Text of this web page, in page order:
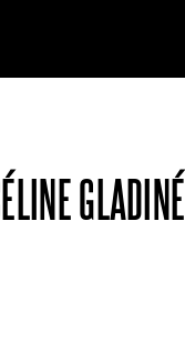
GLADINÉ